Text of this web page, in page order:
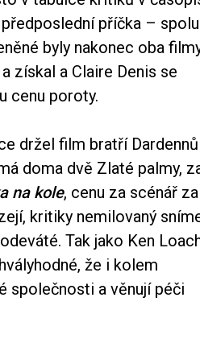
příčka –
byly nakonec oba
získal a Claire Denis se
cenu poroty.
držel film bratří Dardennů
doma dvě Zlaté palmy,
na kole, cenu za scénář za
kritiky nemilovaný
Tak jako Ken
že i kolem
společnosti a věnují péči